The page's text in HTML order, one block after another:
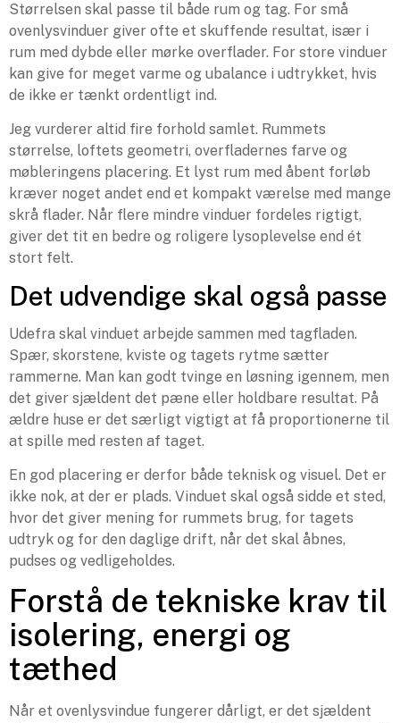
Størrelsen skal passe til både rum og tag. For små
ovenlysvinduer giver ofte et skuffende resultat, især i
rum med dybde eller mørke overflader. For store vinduer
kan give for meget varme og ubalance i udtrykket, hvis
de ikke er tænkt ordentligt ind.
Jeg vurderer altid fire forhold samlet. Rummets
størrelse, loftets geometri, overfladernes farve og
møbleringens placering. Et lyst rum med åbent forløb
kræver noget andet end et kompakt værelse med mange
skrå flader. Når flere mindre vinduer fordeles rigtigt,
giver det tit en bedre og roligere lysoplevelse end ét
stort felt.
Det udvendige skal også passe
Udefra skal vinduet arbejde sammen med tagfladen.
Spær, skorstene, kviste og tagets rytme sætter
rammerne. Man kan godt tvinge en løsning igennem, men
det giver sjældent det pæne eller holdbare resultat. På
ældre huse er det særligt vigtigt at få proportionerne til
at spille med resten af taget.
En god placering er derfor både teknisk og visuel. Det er
ikke nok, at der er plads. Vinduet skal også sidde et sted,
hvor det giver mening for rummets brug, for tagets
udtryk og for den daglige drift, når det skal åbnes,
pudses og vedligeholdes.
Forstå de tekniske krav til
isolering, energi og
tæthed
Når et ovenlysvindue fungerer dårligt, er det sjældent